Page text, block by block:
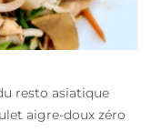
resto asiatique
aigre-doux zéro